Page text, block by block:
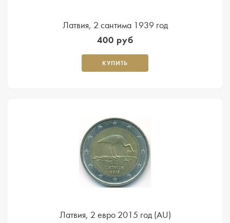
Латвия, 2 сантима 1939 год
400 руб
КУПИТЬ
Латвия, 2 евро 2015 год (AU)